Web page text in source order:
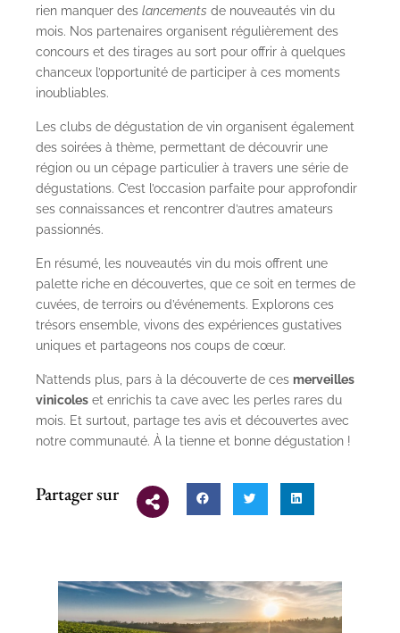
rien manquer des lancements de nouveautés vin du
mois. Nos partenaires organisent régulièrement des
concours et des tirages au sort pour offrir à quelques
chanceux l’opportunité de participer à ces moments
inoubliables.
Les clubs de dégustation de vin organisent également
des soirées à thème, permettant de découvrir une
région ou un cépage particulier à travers une série de
dégustations. C’est l’occasion parfaite pour approfondir
ses connaissances et rencontrer d’autres amateurs
passionnés.
En résumé, les nouveautés vin du mois offrent une
palette riche en découvertes, que ce soit en termes de
cuvées, de terroirs ou d’événements. Explorons ces
trésors ensemble, vivons des expériences gustatives
uniques et partageons nos coups de cœur.
N’attends plus, pars à la découverte de ces merveilles
vinicoles et enrichis ta cave avec les perles rares du
mois. Et surtout, partage tes avis et découvertes avec
notre communauté. À la tienne et bonne dégustation !
Partager sur